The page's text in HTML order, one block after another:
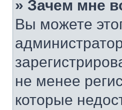
» Зачем мне
Вы можете
не менее
которые